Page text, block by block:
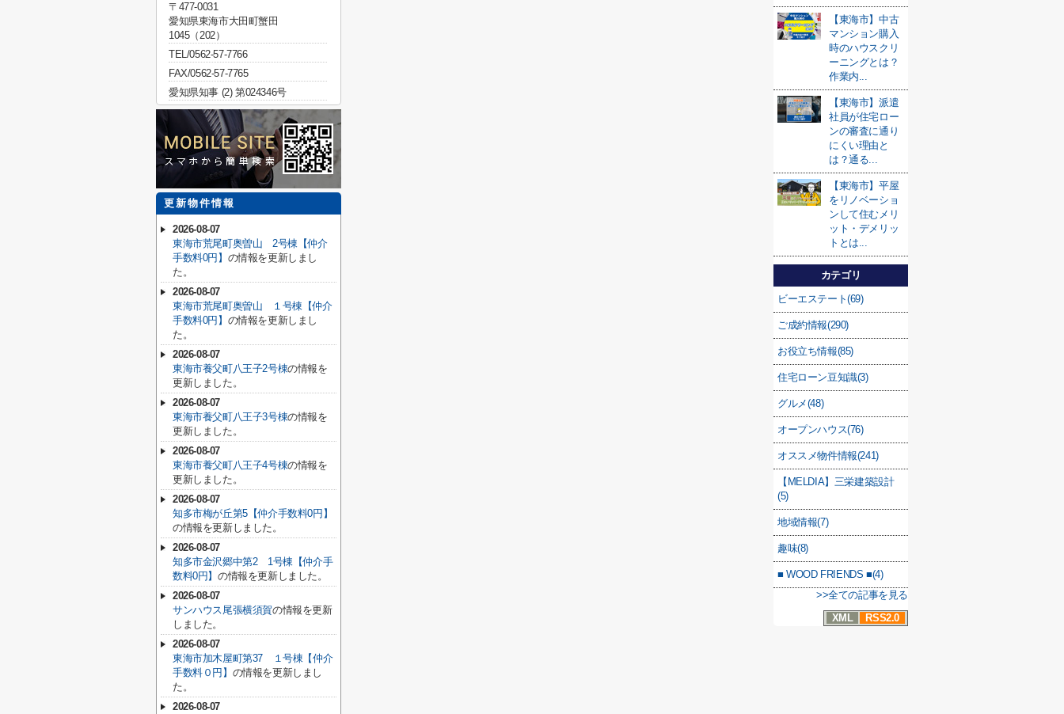
【東海市】中古
マンション購入
時のハウスクリ
ーニングとは？
作業内...
【東海市】派遣
社員が住宅ロー
ンの審査に通り
にくい理由と
は？通る...
【東海市】平屋
をリノベーショ
ンして住むメリ
ット・デメリッ
トとは...
カテゴリ
ビーエステート(69)
ご成約情報(290)
お役立ち情報(85)
住宅ローン豆知識(3)
グルメ(48)
オープンハウス(76)
オススメ物件情報(241)
【MELDIA】三栄建築設計
(5)
地域情報(7)
趣味(8)
■ WOOD FRIENDS ■(4)
>>全ての記事を見る
XML
RSS2.0
〒477-0031
愛知県東海市大田町蟹田
1045（202）
TEL/0562-57-7766
FAX/0562-57-7765
愛知県知事 (2) 第024346号
更新物件情報
2026-08-07
東海市荒尾町奥曽山 2号棟【仲介
手数料0円】 の情報を更新しまし
た。
2026-08-07
東海市荒尾町奥曽山 １号棟【仲介
手数料0円】 の情報を更新しまし
た。
2026-08-07
東海市養父町八王子2号棟の情報を
更新しました。
2026-08-07
東海市養父町八王子3号棟の情報を
更新しました。
2026-08-07
東海市養父町八王子4号棟の情報を
更新しました。
2026-08-07
知多市梅が丘第5【仲介手数料0円】
の情報を更新しました。
2026-08-07
知多市金沢郷中第2 1号棟【仲介手
数料0円】の情報を更新しました。
2026-08-07
サンハウス尾張横須賀の情報を更新
しました。
2026-08-07
東海市加木屋町第37 １号棟【仲介
手数料０円】 の情報を更新しまし
た。
2026-08-07